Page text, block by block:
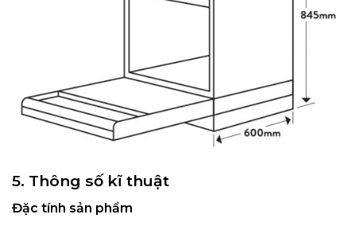
5. Thông số kĩ thuật
Đặc tính sản phẩm